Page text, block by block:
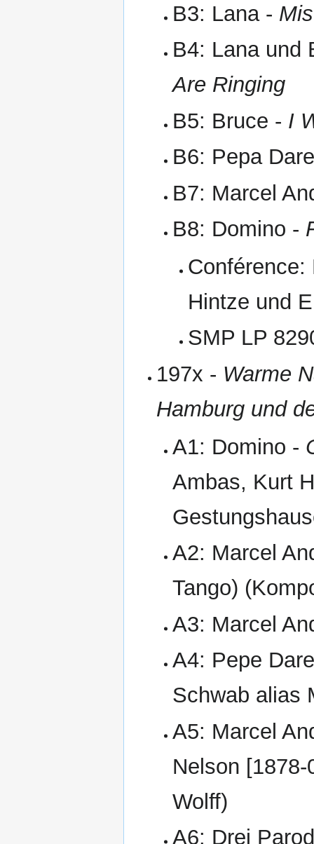
B3: Lana -
B4: Lana und
Are Ringing
B5: Bruce - I
B6: Pepa
B7: Marcel
B8: Domino -
Conférence:
Hintze und
SMP LP
197x - Warme
Hamburg und
A1: Domino -
Ambas, Kurt
A2: Marcel
Tango)
A3: Marcel
A4: Pepe
Schwab alias
A5: Marcel
Nelson
Wolff)
A6: Drei